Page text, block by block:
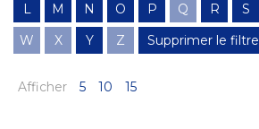
L M N O P Q R S
W
X Y Z Supprimer le filtre
Afficher 5 10 15